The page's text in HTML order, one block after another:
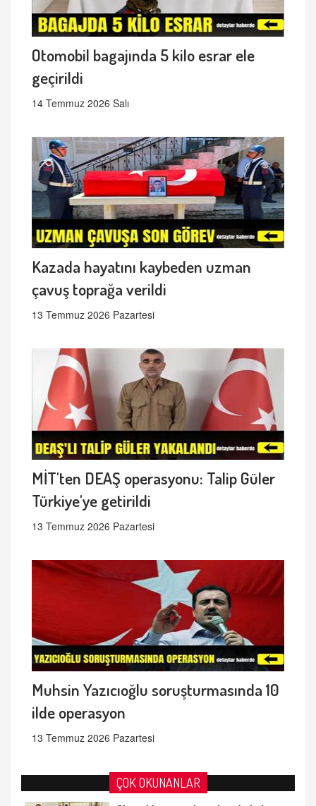
Otomobil bagajında 5 kilo esrar ele
geçirildi
14 Temmuz 2026 Salı
Kazada hayatını kaybeden uzman
çavuş toprağa verildi
13 Temmuz 2026 Pazartesi
MİT'ten DEAŞ operasyonu: Talip Güler
Türkiye'ye getirildi
13 Temmuz 2026 Pazartesi
Muhsin Yazıcıoğlu soruşturmasında 10
ilde operasyon
13 Temmuz 2026 Pazartesi
ÇOK OKUNANLAR